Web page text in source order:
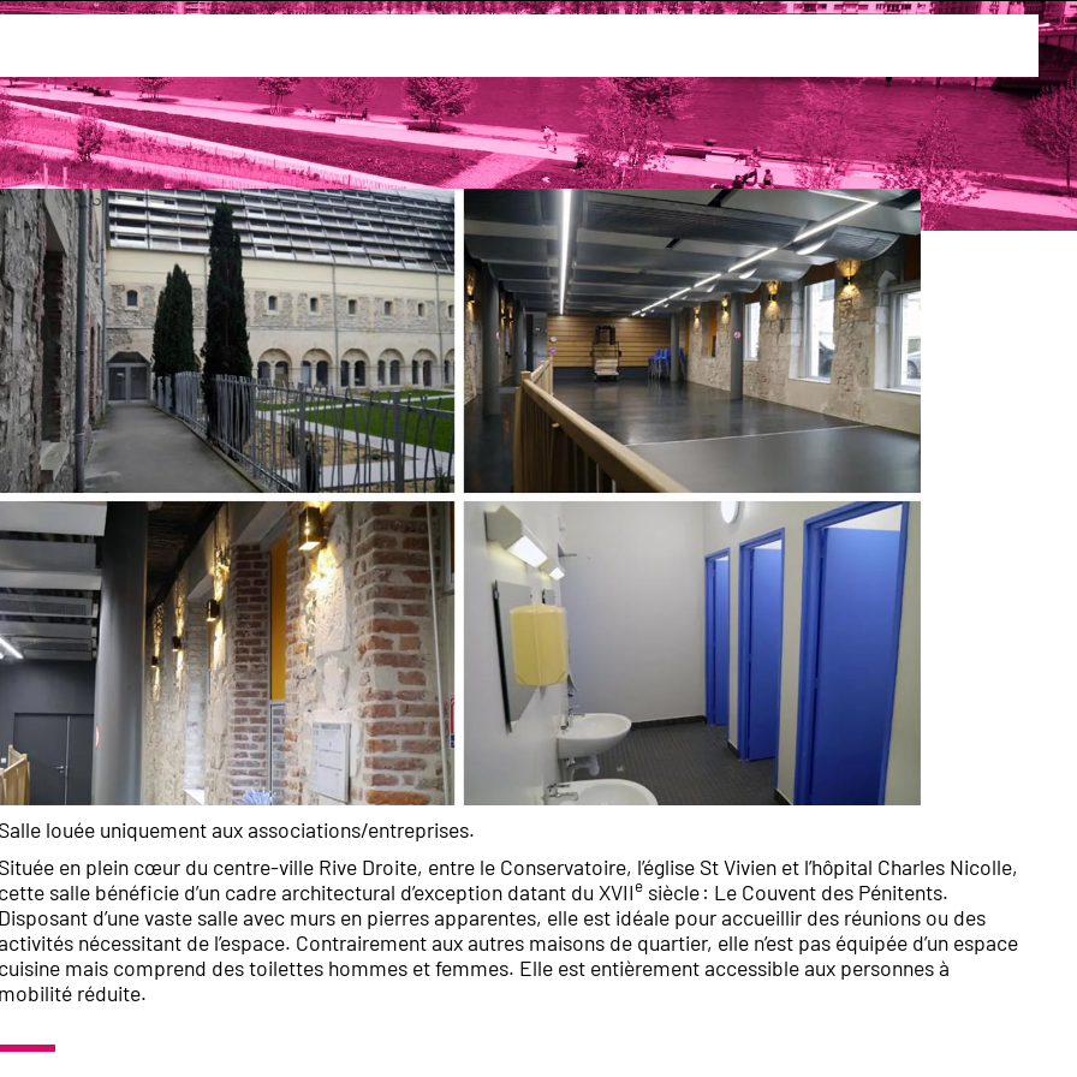
des Pénitents
Salle louée uniquement aux associations/entreprises.
Située en plein cœur du centre-ville Rive Droite, entre le Conservatoire, l’église St Vivien et l’hôpital Charles Nicolle,
cette salle bénéficie d’un cadre architectural d’exception datant du XVIIe siècle : Le Couvent des Pénitents.
Disposant d’une vaste salle avec murs en pierres apparentes, elle est idéale pour accueillir des réunions ou des
nécessitant de l’espace. Contrairement aux autres maisons de quartier, elle n’est pas équipée d’un espace
cuisine mais comprend des toilettes hommes et femmes. Elle est entièrement accessible aux personnes à
mobilité réduite.